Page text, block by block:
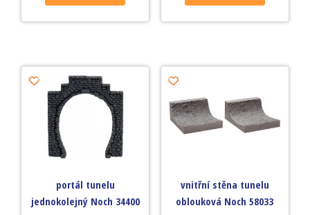
portál tunelu
jednokolejný Noch 34400
vnitřní stěna tunelu
oblouková Noch 58033